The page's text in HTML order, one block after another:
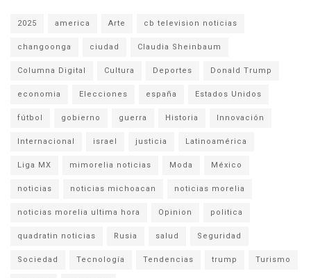
2025 america Arte cb television noticias
changoonga ciudad Claudia Sheinbaum
Columna Digital Cultura Deportes Donald Trump
economia Elecciones españa Estados Unidos
fútbol gobierno guerra Historia Innovación
Internacional israel justicia Latinoamérica
Liga MX mimorelia noticias Moda México
noticias noticias michoacan noticias morelia
noticias morelia ultima hora Opinion politica
quadratin noticias Rusia salud Seguridad
Sociedad Tecnología Tendencias trump Turismo